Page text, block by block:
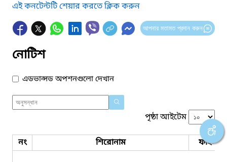
এই কনটেন্টটি শেয়ার করতে ক্লিক করুন
আপনার মতামত প্রদান করুন
নোটিশ
এডভান্সড অপশনগুলো দেখান
পৃষ্ঠা আইটেম
নং শিরোনাম ফাইল